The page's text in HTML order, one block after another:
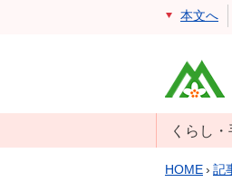
本文へ
くらし・
戸籍・
HOME› 記